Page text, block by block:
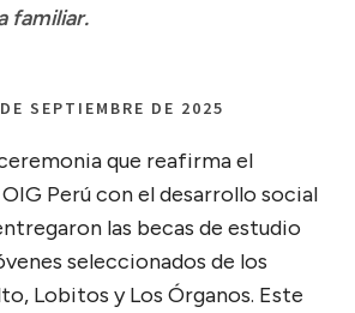
familiar.
SEPTIEMBRE DE 2025
que reafirma el
Perú con el desarrollo social
las becas de estudio
seleccionados de los
Lobitos y Los Órganos. Este